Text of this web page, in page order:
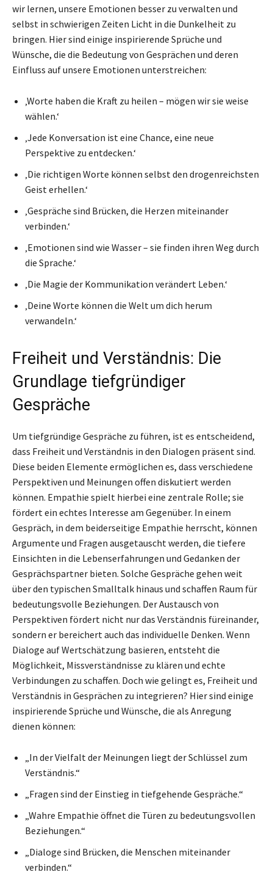
wir lernen, unsere Emotionen besser zu verwalten und
selbst in schwierigen Zeiten Licht in die Dunkelheit zu
bringen. Hier sind einige inspirierende Sprüche und
Wünsche, die die Bedeutung von Gesprächen und deren
Einfluss auf unsere Emotionen unterstreichen:
‚Worte haben die Kraft zu heilen – mögen wir sie weise
wählen.‘
‚Jede Konversation ist eine Chance, eine neue
Perspektive zu entdecken.‘
‚Die richtigen Worte können selbst den drogenreichsten
Geist erhellen.‘
‚Gespräche sind Brücken, die Herzen miteinander
verbinden.‘
‚Emotionen sind wie Wasser – sie finden ihren Weg durch
die Sprache.‘
‚Die Magie der Kommunikation verändert Leben.‘
‚Deine Worte können die Welt um dich herum
verwandeln.‘
Freiheit und Verständnis: Die
Grundlage tiefgründiger
Gespräche
Um tiefgründige Gespräche zu führen, ist es entscheidend,
dass Freiheit und Verständnis in den Dialogen präsent sind.
Diese beiden Elemente ermöglichen es, dass verschiedene
Perspektiven und Meinungen offen diskutiert werden
können. Empathie spielt hierbei eine zentrale Rolle; sie
fördert ein echtes Interesse am Gegenüber. In einem
Gespräch, in dem beiderseitige Empathie herrscht, können
Argumente und Fragen ausgetauscht werden, die tiefere
Einsichten in die Lebenserfahrungen und Gedanken der
Gesprächspartner bieten. Solche Gespräche gehen weit
über den typischen Smalltalk hinaus und schaffen Raum für
bedeutungsvolle Beziehungen. Der Austausch von
Perspektiven fördert nicht nur das Verständnis füreinander,
sondern er bereichert auch das individuelle Denken. Wenn
Dialoge auf Wertschätzung basieren, entsteht die
Möglichkeit, Missverständnisse zu klären und echte
Verbindungen zu schaffen. Doch wie gelingt es, Freiheit und
Verständnis in Gesprächen zu integrieren? Hier sind einige
inspirierende Sprüche und Wünsche, die als Anregung
dienen können:
„In der Vielfalt der Meinungen liegt der Schlüssel zum
Verständnis.“
„Fragen sind der Einstieg in tiefgehende Gespräche.“
„Wahre Empathie öffnet die Türen zu bedeutungsvollen
Beziehungen.“
„Dialoge sind Brücken, die Menschen miteinander
verbinden.“